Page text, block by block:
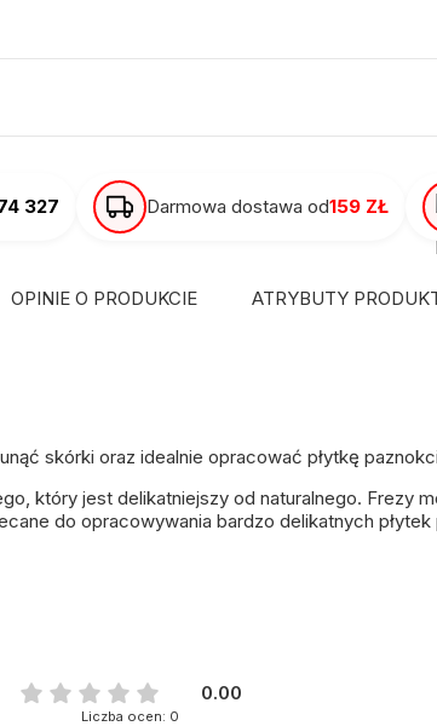
327 Darmowa dostawa od159 ZŁ
OPINIE O PRODUKCIE ATRYBUTY
skórki oraz idealnie opracować płytkę
który jest delikatniejszy od naturalnego. Frezy
do opracowywania bardzo delikatnych
0.00
Liczba ocen: 0